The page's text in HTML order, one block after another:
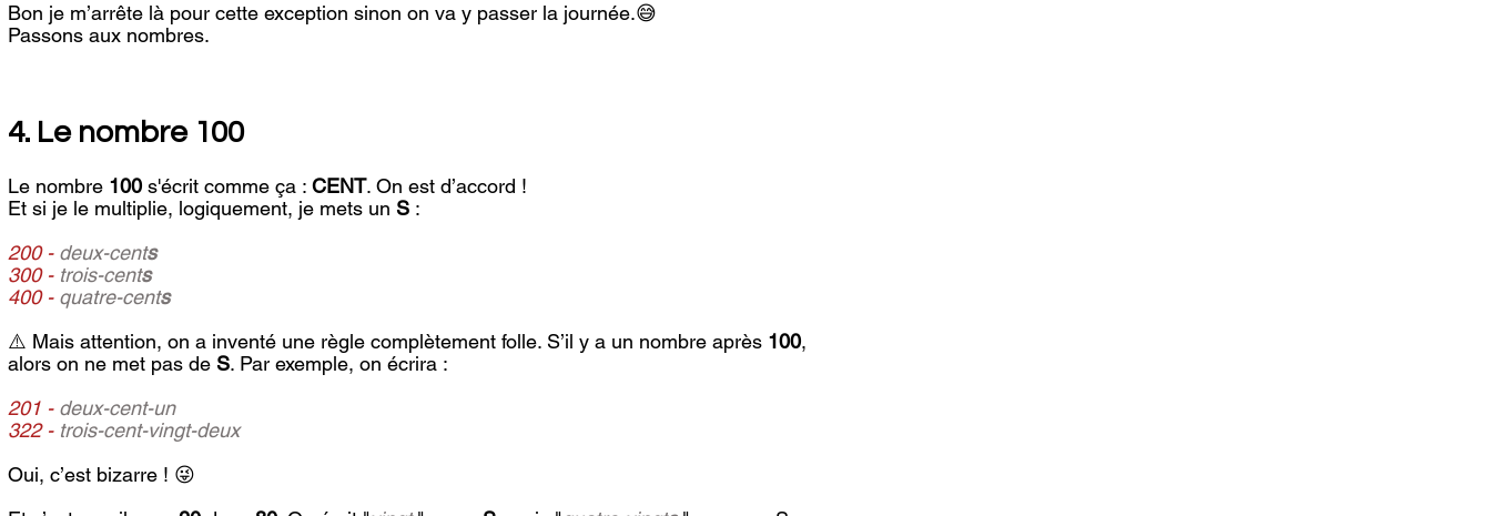
Bon je m’arrête là pour cette exception sinon on va y passer la journée.😅
Passons aux nombres.
4. Le nombre 100
Le nombre 100 s'écrit comme ça : CENT. On est d’accord !
Et si je le multiplie, logiquement, je mets un S :
200 - deux-cents
300 - trois-cents
400 - quatre-cents
⚠️ Mais attention, on a inventé une règle complètement folle. S’il y a un nombre après 100,
alors on ne met pas de S. Par exemple, on écrira :
201 - deux-cent-un
322 - trois-cent-vingt-deux
Oui, c’est bizarre ! 😜